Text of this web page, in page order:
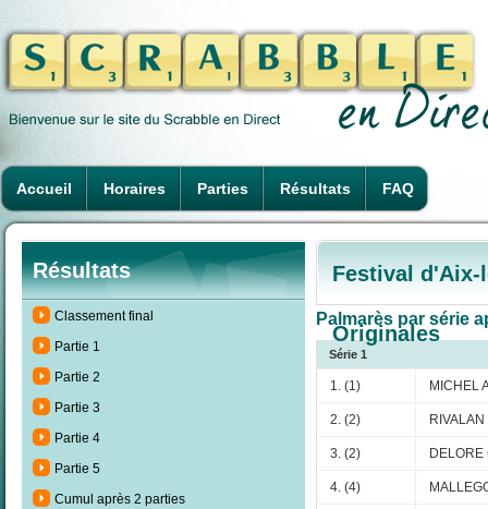
Accueil Horaires Parties Résultats FAQ
Résultats
Classement final
Partie 1
Partie 2
Partie 3
Partie 4
Partie 5
Cumul après 2 parties
Festival d'Aix-
Originales
Palmarès par série
Série 1
1. (1) MICHEL
2. (2)
3. (2) DELORE
4. (4)